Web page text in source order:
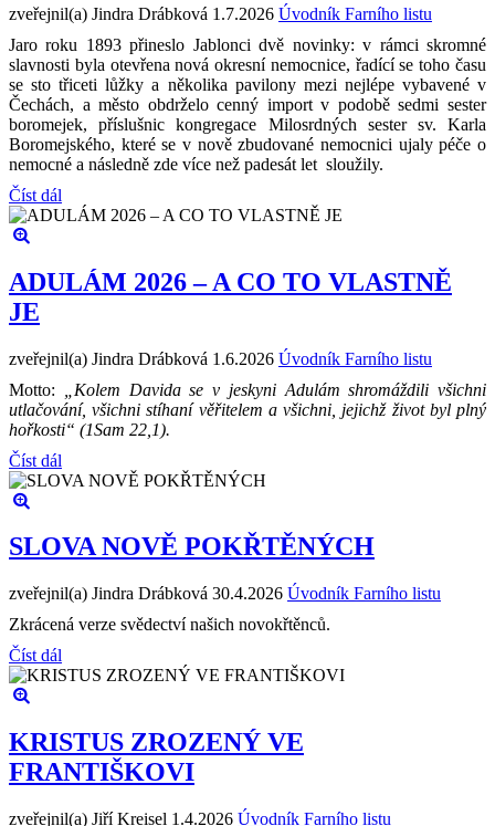
zveřejnil(a) Jindra Drábková 1.7.2026 Úvodník Farního listu
Jaro roku 1893 přineslo Jablonci dvě novinky: v rámci skromné
slavnosti byla otevřena nová okresní nemocnice, řadící se toho času
se sto třiceti lůžky a několika pavilony mezi nejlépe vybavené v
Čechách, a město obdrželo cenný import v podobě sedmi sester
boromejek, příslušnic kongregace Milosrdných sester sv. Karla
Boromejského, které se v nově zbudované nemocnici ujaly péče o
nemocné a následně zde více než padesát let sloužily.
Číst dál
ADULÁM 2026 – A CO TO VLASTNĚ
JE
zveřejnil(a) Jindra Drábková 1.6.2026 Úvodník Farního listu
Motto:
„Kolem Davida se v jeskyni Adulám shromáždili všichni
utlačování, všichni stíhaní věřitelem a všichni, jejichž život byl plný
hořkosti“ (1Sam 22,1).
Číst dál
SLOVA NOVĚ POKŘTĚNÝCH
zveřejnil(a) Jindra Drábková 30.4.2026 Úvodník Farního listu
Zkrácená verze svědectví našich novokřtěnců.
Číst dál
KRISTUS ZROZENÝ VE
FRANTIŠKOVI
zveřejnil(a) Jiří Kreisel 1.4.2026 Úvodník Farního listu